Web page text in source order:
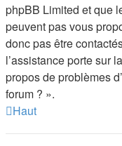
phpBB Limited et que
peuvent pas vous
donc pas être
l’assistance porte sur
propos de problèmes
forum ? ».
Haut